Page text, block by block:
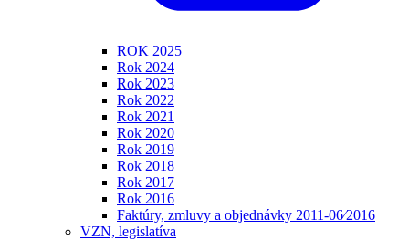
ROK 2025
Rok 2024
Rok 2023
Rok 2022
Rok 2021
Rok 2020
Rok 2019
Rok 2018
Rok 2017
Rok 2016
Faktúry, zmluvy a objednávky 2011-06⁄2016
VZN, legislatíva